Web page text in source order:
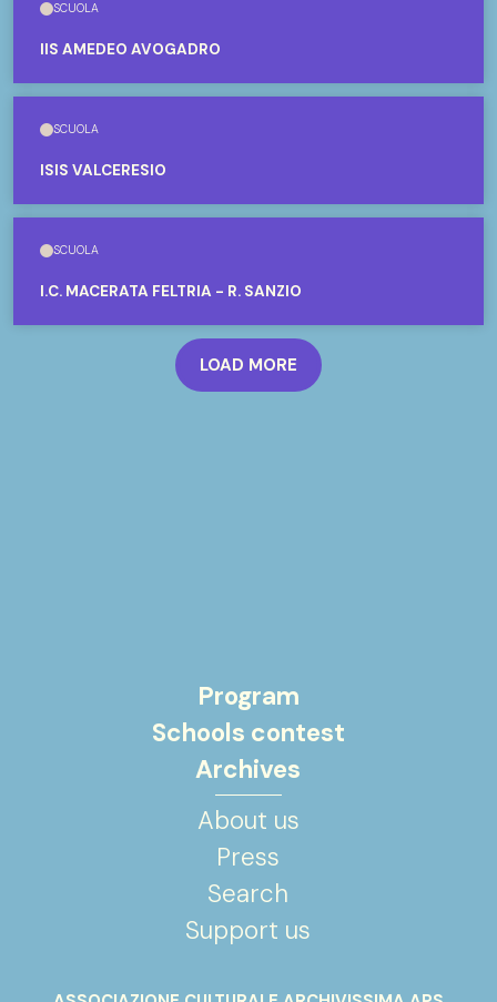
SCUOLA
IIS AMEDEO AVOGADRO
SCUOLA
ISIS VALCERESIO
SCUOLA
I.C. MACERATA FELTRIA - R. SANZIO
LOAD MORE
Program
Schools contest
Archives
About us
Press
Search
Support us